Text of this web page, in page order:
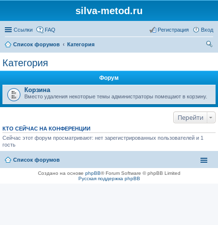
silva-metod.ru
Ссылки FAQ Вход
Регистрация
Список форумов
Категория
Категория
Форум
Корзина
Вместо удаления некоторые темы администраторы помещают в корзину.
Перейти
КТО СЕЙЧАС НА КОНФЕРЕНЦИИ
Сейчас этот форум просматривают: нет зарегистрированных пользователей и 1
гость
Список форумов
Создано на основе phpBB® Forum Software © phpBB Limited
Русская поддержка phpBB